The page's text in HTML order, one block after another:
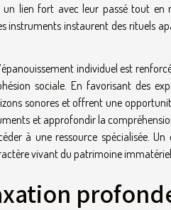
lien fort avec leur passé tout
instruments instaurent des rituels
individuel est
sociale. En favorisant des
sonores et offrent une
et approfondir la
à une ressource spécialisée.
vivant du patrimoine immatériel